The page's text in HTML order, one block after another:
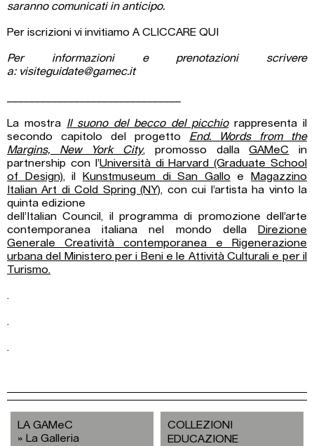
saranno comunicati in anticipo.
Per iscrizioni vi invitiamo A CLICCARE QUI
Per informazioni e prenotazioni scrivere
a: visiteguidate@gamec.it
La mostra Il suono del becco del picchiorappresenta il
secondo capitolo del progetto End. Words from the
Margins, New York City, promosso dallaGAMeC in
partnership con l’Università di Harvard (Graduate School
of Design), il Kunstmuseum di San Gallo e
Magazzino
Italian Art di Cold Spring (NY), con cui l’artista ha vinto la
quinta edizione
dell’Italian Council, il programma di promozione dell’arte
contemporanea italiana nel mondo della
Direzione
Generale Creatività contemporanea e Rigenerazione
urbana del Ministero per i Beni e le Attività Culturali e per il
Turismo.
.
.
.
LA GAMeC
La Galleria
COLLEZIONI
EDUCAZIONE